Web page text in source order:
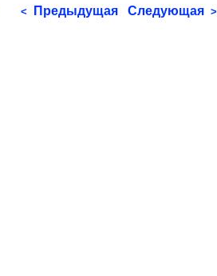
< Предыдущая Следующая >